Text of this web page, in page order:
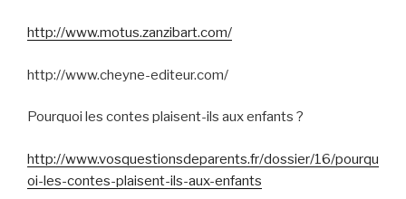
http://www.motus.zanzibart.com/
http://www.cheyne-editeur.com/
Pourquoi les contes plaisent-ils aux enfants ?
http://www.vosquestionsdeparents.fr/dossier/16/pourqu
oi-les-contes-plaisent-ils-aux-enfants